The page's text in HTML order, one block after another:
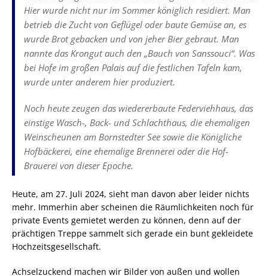
Hier wurde nicht nur im Sommer königlich residiert. Man
betrieb die Zucht von Geflügel oder baute Gemüse an, es
wurde Brot gebacken und von jeher Bier gebraut. Man
nannte das Krongut auch den „Bauch von Sanssouci“. Was
bei Hofe im großen Palais auf die festlichen Tafeln kam,
wurde unter anderem hier produziert.
Noch heute zeugen das wiedererbaute Federviehhaus, das
einstige Wasch-, Back- und Schlachthaus, die ehemaligen
Weinscheunen am Bornstedter See sowie die Königliche
Hofbäckerei, eine ehemalige Brennerei oder die Hof-
Brauerei von dieser Epoche.
Heute, am 27. Juli 2024, sieht man davon aber leider nichts
mehr. Immerhin aber scheinen die Räumlichkeiten noch für
private Events gemietet werden zu können, denn auf der
prächtigen Treppe sammelt sich gerade ein bunt gekleidete
Hochzeitsgesellschaft.
Achselzuckend machen wir Bilder von außen und wollen